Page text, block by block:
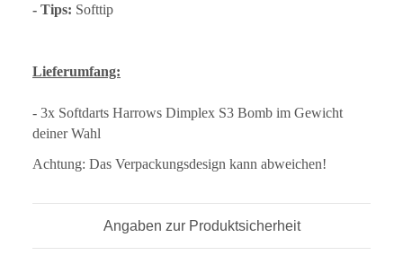
- Tips: Softtip
Lieferumfang:
- 3x Softdarts Harrows Dimplex S3 Bomb im Gewicht
deiner Wahl
Achtung: Das Verpackungsdesign kann abweichen!
Angaben zur Produktsicherheit